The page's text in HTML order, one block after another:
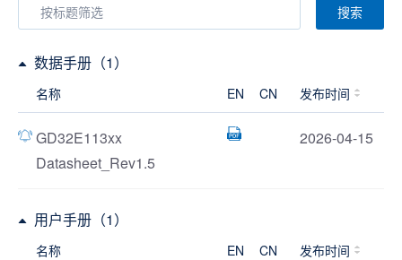
搜索
数据手册（1）
名称 EN CN 发布时间
GD32E113xx
Datasheet_Rev1.5
2026-04-15
用户手册（1）
名称 EN CN 发布时间